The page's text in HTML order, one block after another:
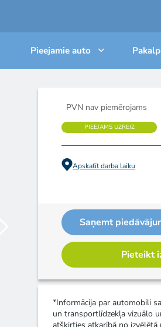
Pieejamie auto
PVN nav piemērojams
PIEEJAMS UZREIZ
Apskatīt darba laiku
Saņemt
Pieteikt
*Informācija par automobili
un transportlīdzekļa vizuālo